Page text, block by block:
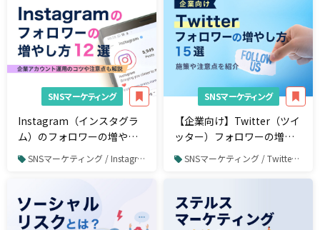
SNSマーケティング
Instagram（インスタグラ
ム）のフォロワーの増やし
方12選！企業アカウント運
用のコツや注意点も解説
SNSマーケティング / Instagram / Instagram運用
SNSマーケティング
【企業向け】Twitter（ツイ
ッター）フォロワーの増や
し方15選！施策や注意点を
SNSマーケティング / Twitter / Twitter運用